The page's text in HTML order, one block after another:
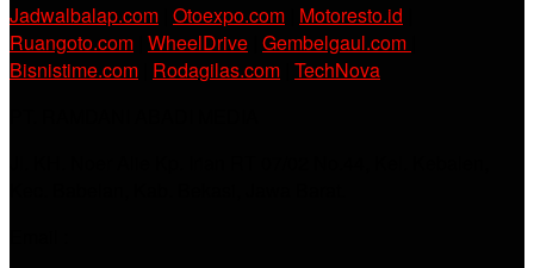
Jadwalbalap.com Otoexpo.com Motoresto.id
Ruangoto.com WheelDrive Gembelgaul.com
Bisnistime.com Rodagilas.com TechNova